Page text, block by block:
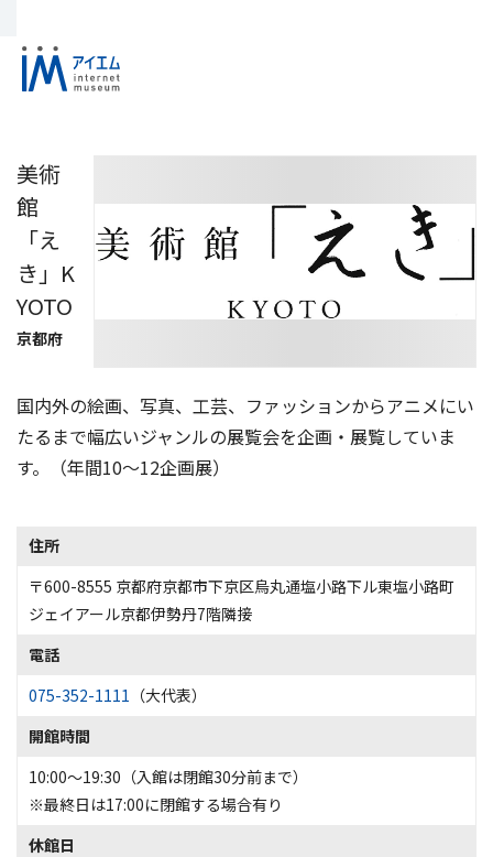
美術
館
「え
き」K
YOTO
京都府
国内外の絵画、写真、工芸、ファッションからアニメにい
たるまで幅広いジャンルの展覧会を企画・展覧していま
住所
〒600-8555 京都府京都市下京区烏丸通塩小路下ル東塩小路町
ジェイアール京都伊勢丹7階隣接
電話
075-352-1111 （大代表）
開館時間
10:00～19:30（入館は閉館30分前まで）
※最終日は17:00に閉館する場合有り
休館日